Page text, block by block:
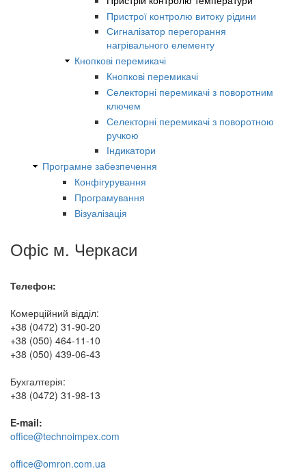
Пристрої контролю витоку рідини
Сигналізатор перегорання
нагрівального елементу
Кнопкові перемикачі
Кнопкові перемикачі
Селекторні перемикачі з поворотним
ключем
Селекторні перемикачі з поворотною
ручкою
Індикатори
Програмне забезпечення
Конфігурування
Програмування
Візуалізація
Офіс м. Черкаси
Телефон:
Комерційний відділ:
+38 (0472) 31-90-20
+38 (050) 464-11-10
+38 (050) 439-06-43
Бухгалтерія:
+38 (0472) 31-98-13
E-mail:
office@technoimpex.com
office@omron.com.ua